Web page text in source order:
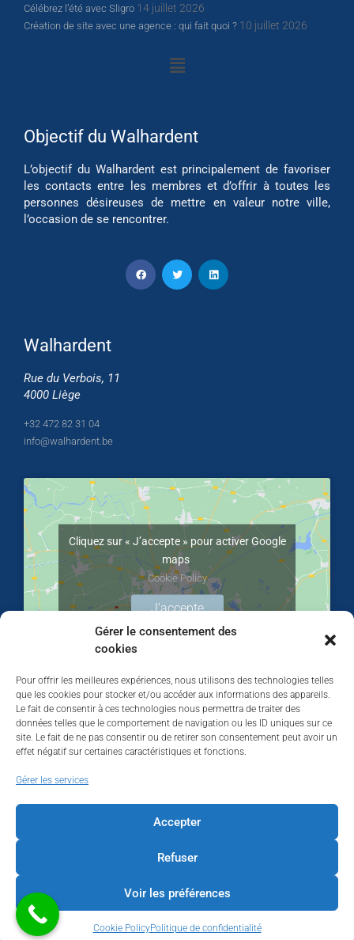
Gérer le consentement des
cookies
Pour offrir les meilleures expériences, nous utilisons des technologies telles
que les cookies pour stocker et/ou accéder aux informations des appareils.
Le fait de consentir à ces technologies nous permettra de traiter des
données telles que le comportement de navigation ou les ID uniques sur ce
site. Le fait de ne pas consentir ou de retirer son consentement peut avoir un
effet négatif sur certaines caractéristiques et fonctions.
Gérer les services
Accepter
Refuser
Voir les préférences
Cookie PolicyPolitique de confidentialité
Célébrez l’été avec Sligro 14 juillet 2026
Création de site avec une agence : qui fait quoi ? 10 juillet 2026
Objectif du Walhardent
L’objectif du Walhardent est principalement de favoriser
les contacts entre les membres et d’offrir à toutes les
personnes désireuses de mettre en valeur notre ville,
l’occasion de se rencontrer.
Walhardent
Rue du Verbois, 11
4000 Liège
+32 472 82 31 04
info@walhardent.be
Cliquez sur « J’accepte » pour activer Google
maps
Cookie Policy
J’accepte
LES BÂTISSEURS DE LIÈGE
Par le Walhardent